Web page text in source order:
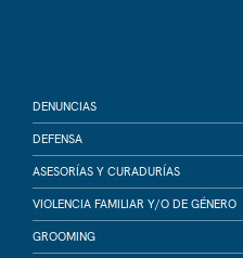
DENUNCIAS
DEFENSA
ASESORÍAS Y CURADURÍAS
VIOLENCIA FAMILIAR Y/O DE GÉNERO
GROOMING